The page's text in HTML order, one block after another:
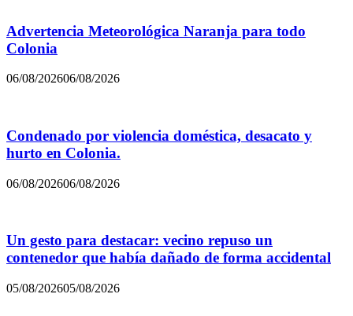
Advertencia Meteorológica Naranja para todo
Colonia
06/08/202606/08/2026
Condenado por violencia doméstica, desacato y
hurto en Colonia.
06/08/202606/08/2026
Un gesto para destacar: vecino repuso un
contenedor que había dañado de forma accidental
05/08/202605/08/2026